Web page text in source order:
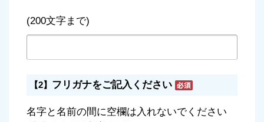
(200文字まで)
【2】 フリガナをご記入ください
名字と名前の間に空欄は入れないでください